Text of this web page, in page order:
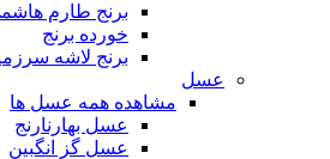
برنج طارم
خورده برنج
برنج لاشه
عسل
مشاهده همه عسل ها
عسل بهارنارنج
عسل گز انگبین